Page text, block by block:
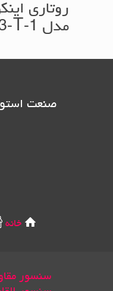
مدل E50S8-256-3-T-1
صنعت
خانه
سنسور